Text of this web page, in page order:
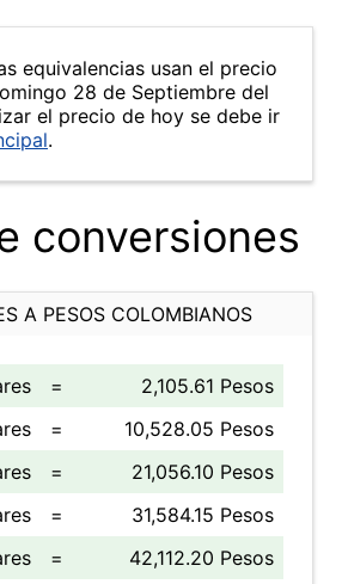
equivalencias usan el precio
28 de Septiembre del
el precio de hoy se debe ir
.
conversiones
A PESOS COLOMBIANOS
=
2,105.61 Pesos
=
10,528.05 Pesos
=
21,056.10 Pesos
=
31,584.15 Pesos
=
42,112.20 Pesos